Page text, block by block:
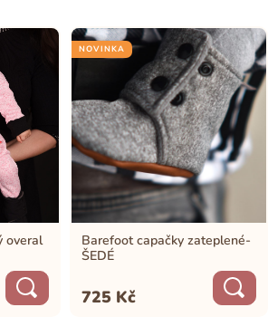
overal
NOVINKA
Barefoot capačky zateplené-
ŠEDÉ
725 Kč